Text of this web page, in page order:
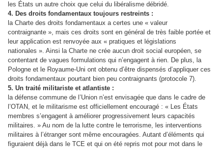
les États un autre choix que celui du libéralisme débridé.
4. Des droits fondamentaux toujours restreints :
la Charte des droits fondamentaux a certes une « valeur
contraignante », mais ces droits sont en général de très faible portée et
leur application est renvoyée aux « pratiques et législations
nationales ». Ainsi la Charte ne crée aucun droit social européen, se
contentant de vagues formulations qui n’engagent à rien. De plus, la
Pologne et le Royaume-Uni ont obtenu d’être dispensés d’appliquer ces
droits fondamentaux pourtant bien peu contraignants (protocole 7).
5. Un traité militariste et atlantiste :
la défense commune de l’Union n’est envisagée que dans le cadre de
l’OTAN, et le militarisme est officiellement encouragé : « Les États
membres s’engagent à améliorer progressivement leurs capacités
militaires. » Au nom de la lutte contre le terrorisme, les interventions
militaires à l’étranger sont même encouragées. Autant d’éléments qui
figuraient déjà dans le TCE et qui on été repris mot pour mot dans le